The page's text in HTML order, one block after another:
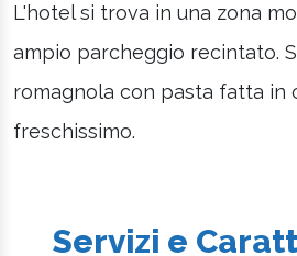
L'hotel si trova in una zona
ampio parcheggio recintato.
romagnola con pasta fatta in
freschissimo.
Servizi e